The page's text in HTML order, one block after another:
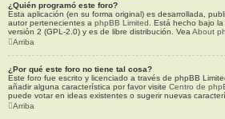
¿Quién programó este foro?
Esta aplicación (en su forma original) es desarrollada,
autor pertenecientes a phpBB Limited . Está hecho bajo
versión 2 (GPL-2.0) y es de libre distribución. Vea About
Arriba
¿Por qué este foro no tiene tal cosa?
Este foro fue escrito y licenciado a través de phpBB
añadir alguna característica por favor visite Centro de
puede votar en ideas existentes o sugerir nuevas
Arriba